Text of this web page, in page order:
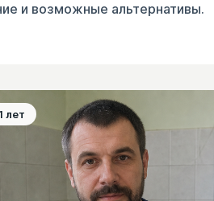
и возможные альтернативы.
лет